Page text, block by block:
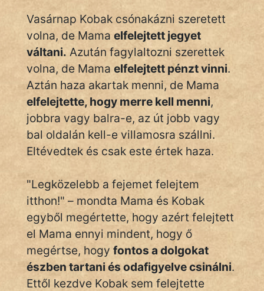
TÖRTÉNELEM
Népszerű szerzőink:
cinege
fantom
Hunor
Jób Gedeon
Láron Ádám
mikkamakka
vörös ördög
nagyöreg
Vasárnap Kobak csónakázni szeretett
volna, de Mama elfelejtett jegyet
váltani. Azután fagylaltozni szerettek
volna, de Mama elfelejtett pénzt vinni.
Aztán haza akartak menni, de Mama
elfelejtette, hogy merre kell menni,
jobbra vagy balra-e, az út jobb vagy
bal oldalán kell-e villamosra szállni.
Eltévedtek és csak este értek haza.
"Legközelebb a fejemet felejtem
itthon!" – mondta Mama és Kobak
egyből megértette, hogy azért felejtett
el Mama ennyi mindent, hogy ő
megértse, hogy fontos a dolgokat
észben tartani és odafigyelve csinálni.
Ettől kezdve Kobak sem felejtette